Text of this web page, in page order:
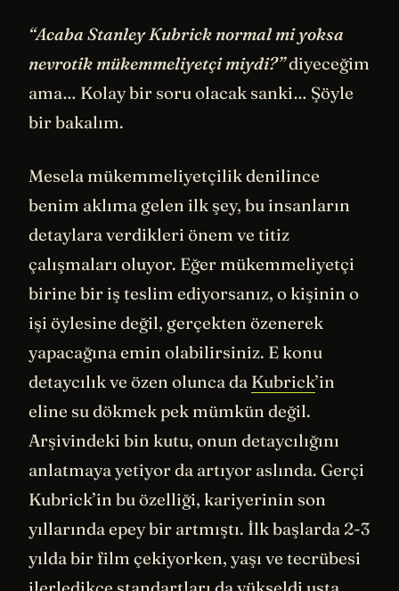
“Acaba Stanley Kubrick normal mi yoksa
nevrotik mükemmeliyetçi miydi?”diyeceğim
ama… Kolay bir soru olacak sanki… Şöyle
bir bakalım.
Mesela mükemmeliyetçilik denilince
benim aklıma gelen ilk şey, bu insanların
detaylara verdikleri önem ve titiz
çalışmaları oluyor. Eğer mükemmeliyetçi
birine bir iş teslim ediyorsanız, o kişinin o
işi öylesine değil, gerçekten özenerek
yapacağına emin olabilirsiniz. E konu
detaycılık ve özen olunca da Kubrick’in
eline su dökmek pek mümkün değil.
Arşivindeki bin kutu, onun detaycılığını
anlatmaya yetiyor da artıyor aslında. Gerçi
Kubrick’in bu özelliği, kariyerinin son
yıllarında epey bir artmıştı. İlk başlarda 2-3
yılda bir film çekiyorken, yaşı ve tecrübesi